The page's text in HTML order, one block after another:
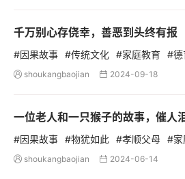
千万别心存侥幸，善恶到头终有报
#因果故事 #传统文化 #家庭教育 #德
 shoukangbaojian  2024-09-18
一位老人和一只猴子的故事，催人泪
#因果故事 #物犹如此 #孝顺父母 #家
育
#德育故事
 shoukangbaojian  2024-06-14